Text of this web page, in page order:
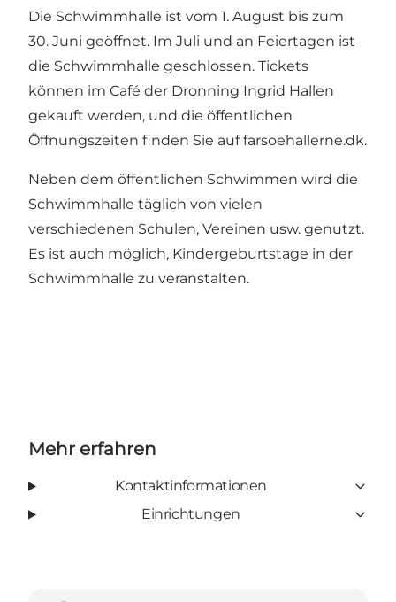
Die Schwimmhalle ist vom 1. August bis zum
30. Juni geöffnet. Im Juli und an Feiertagen ist
die Schwimmhalle geschlossen. Tickets
können im Café der Dronning Ingrid Hallen
gekauft werden, und die öffentlichen
Öffnungszeiten finden Sie auf farsoehallerne.dk.
Neben dem öffentlichen Schwimmen wird die
Schwimmhalle täglich von vielen
verschiedenen Schulen, Vereinen usw. genutzt.
Es ist auch möglich, Kindergeburtstage in der
Schwimmhalle zu veranstalten.
Mehr erfahren
Kontaktinformationen
Einrichtungen